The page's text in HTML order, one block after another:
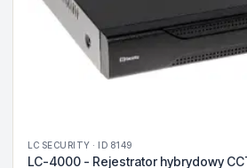
LC SECURITY · ID 8149
LC-4000 - Rejestrator hybrydowy